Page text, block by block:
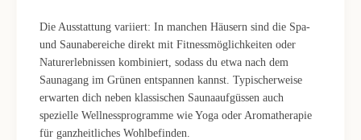
Die Ausstattung variiert: In manchen Häusern sind die Spa-
und Saunabereiche direkt mit Fitnessmöglichkeiten oder
Naturerlebnissen kombiniert, sodass du etwa nach dem
Saunagang im Grünen entspannen kannst. Typischerweise
erwarten dich neben klassischen Saunaaufgüssen auch
spezielle Wellnessprogramme wie Yoga oder Aromatherapie
für ganzheitliches Wohlbefinden.